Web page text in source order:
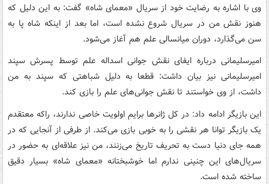
وی با اشاره به رضایت خود از سریال «معمای شاه» گفت: به این دلیل که
هنوز نقش من در سریال شروع نشده است، اما بعد از اینکه شاه پا به
سن می‌گذارد، دوران میانسالی علم هم آغاز می‌شود.
امیرسلیمانی درباره ایفای نقش جوانی اسداله علم توسط پسرش سپند
امیرسلیمانی نیز بیان داشت: قطعا به دلیل شباهتی که سپند به من
داشت، از وی خواستند تا نقش جوانی‌های علم را بازی کند.
این بازیگر ادامه داد: در کل ژانرها برایم اولویت خاصی ندارند، راکه معتقدم
یک بازیگر توانا هر نقشی را به خوبی بازی می‌کند. از طرفی از آنجایی که در
همه جای دنیا دست به تحریف تاریخ می‌زنند، من نیز علاقه‌ای به حضور در
سریال‌های این چنینی ندارم اما خوشبختانه «معمای شاه» بسیار دقیق
ساخته شده است.